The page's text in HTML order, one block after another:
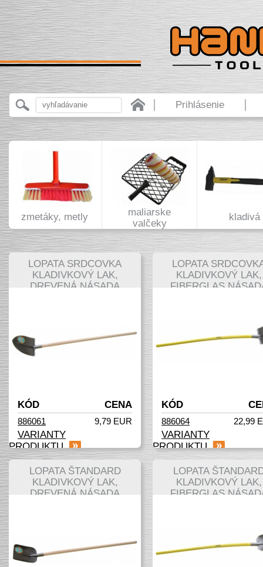
Prihlásenie
zmetáky, metly
maliarske
valčeky
kladivá
LOPATA SRDCOVKA
KLADIVKOVÝ LAK,
DREVENÁ NÁSADA
KÓD CENA
886061 9,79 EUR
VARIANTY
PRODUKTU
LOPATA
KLADIVKOVÝ LAK,
FIBERGLAS
KÓD
886064 22,99
VARIANTY
PRODUKTU
LOPATA ŠTANDARD
KLADIVKOVÝ LAK,
DREVENÁ NÁSADA
LOPATA
KLADIVKOVÝ LAK,
FIBERGLAS